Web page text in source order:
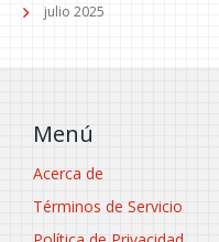
julio 2025
Menú
Acerca de
Términos de Servicio